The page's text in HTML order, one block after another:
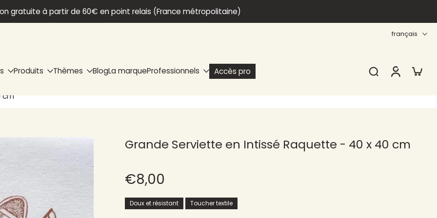
gratuite à partir de 60€ en point relais (France métropolitaine)
français
Produits Thèmes BlogLa marqueProfessionnels Accès pro
cm
Grande Serviette en Intissé Raquette - 40 x 40 cm
€8,00
Doux et résistant Toucher textile